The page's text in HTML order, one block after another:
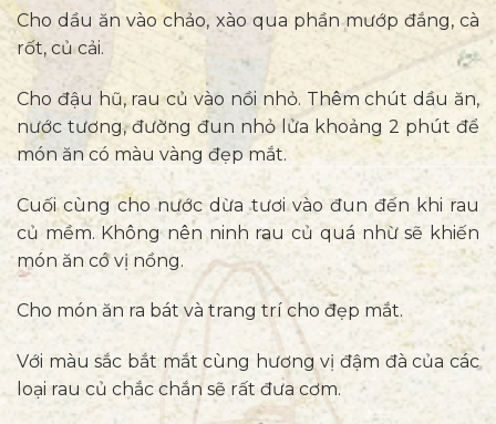
Cho dầu ăn vào chảo, xào qua phần mướp đắng, cà
rốt, củ cải.
Cho đậu hũ, rau củ vào nồi nhỏ. Thêm chút dầu ăn,
nước tương, đường đun nhỏ lửa khoảng 2 phút để
món ăn có màu vàng đẹp mắt.
Cuối cùng cho nước dừa tươi vào đun đến khi rau
củ mềm. Không nên ninh rau củ quá nhừ sẽ khiến
món ăn có vị nồng.
Cho món ăn ra bát và trang trí cho đẹp mắt.
Với màu sắc bắt mắt cùng hương vị đậm đà của các
loại rau củ chắc chắn sẽ rất đưa cơm.